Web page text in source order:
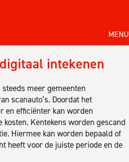
MENU
intekenen
meer gemeenten
scanauto’s. Doordat het
en efficiënter kan worden
Kentekens worden gescand
Hiermee kan worden bepaald of
heeft voor de juiste periode en de